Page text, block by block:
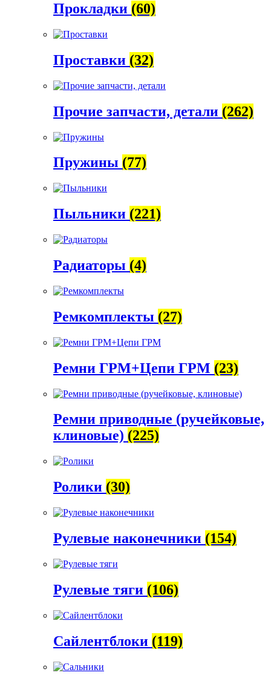
Прокладки (60)
Проставки (32)
Прочие запчасти, детали (262)
Пружины (77)
Пыльники (221)
Радиаторы (4)
Ремкомплекты (27)
Ремни ГРМ+Цепи ГРМ (23)
Ремни приводные (ручейковые,
клиновые) (225)
Ролики (30)
Рулевые наконечники (154)
Рулевые тяги (106)
Сайлентблоки (119)